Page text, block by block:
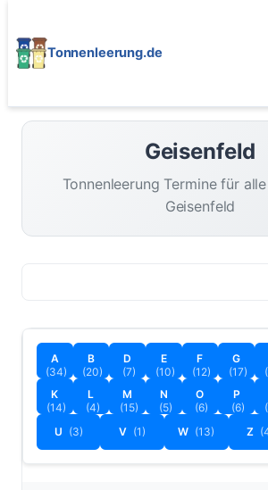
Tonnenleerung.de
Geisenfeld
Tonnenleerung Termine für
Geisenfeld
A
(34)
B
(20)
D
(7)
E
(10)
F
(12)
G
(17)
K
(14)
L
(4)
M
(15)
N
(5)
O
(6)
P
(6)
U (3) V (1) W (13) Z